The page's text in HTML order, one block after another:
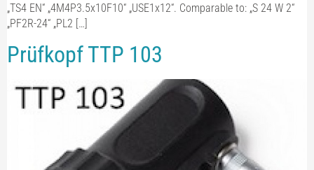
„TS4 EN“ „4M4P3.5x10F10“ „USE1x12“. Comparable to: „S 24 W 2“
„PF2R-24“ „PL2 […]
Prüfkopf TTP 103